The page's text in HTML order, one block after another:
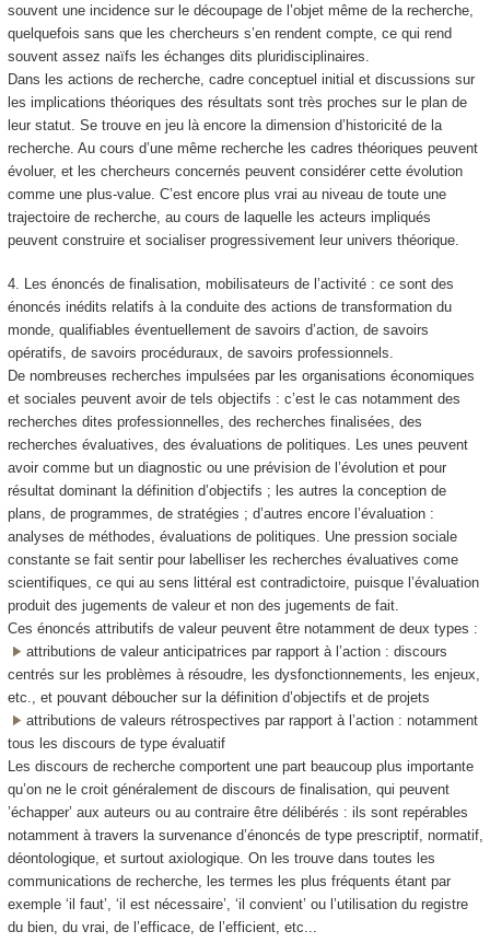
souvent une incidence sur le découpage de l’objet même de la recherche,
quelquefois sans que les chercheurs s’en rendent compte, ce qui rend
souvent assez naïfs les échanges dits pluridisciplinaires.
Dans les actions de recherche, cadre conceptuel initial et discussions sur
les implications théoriques des résultats sont très proches sur le plan de
leur statut. Se trouve en jeu là encore la dimension d’historicité de la
recherche. Au cours d’une même recherche les cadres théoriques peuvent
évoluer, et les chercheurs concernés peuvent considérer cette évolution
comme une plus-value. C’est encore plus vrai au niveau de toute une
trajectoire de recherche, au cours de laquelle les acteurs impliqués
peuvent construire et socialiser progressivement leur univers théorique.
4. Les énoncés de finalisation, mobilisateurs de l’activité : ce sont des
énoncés inédits relatifs à la conduite des actions de transformation du
monde, qualifiables éventuellement de savoirs d’action, de savoirs
opératifs, de savoirs procéduraux, de savoirs professionnels.
De nombreuses recherches impulsées par les organisations économiques
et sociales peuvent avoir de tels objectifs : c’est le cas notamment des
recherches dites professionnelles, des recherches finalisées, des
recherches évaluatives, des évaluations de politiques. Les unes peuvent
avoir comme but un diagnostic ou une prévision de l’évolution et pour
résultat dominant la définition d’objectifs ; les autres la conception de
plans, de programmes, de stratégies ; d’autres encore l’évaluation :
analyses de méthodes, évaluations de politiques. Une pression sociale
constante se fait sentir pour labelliser les recherches évaluatives come
scientifiques, ce qui au sens littéral est contradictoire, puisque l’évaluation
produit des jugements de valeur et non des jugements de fait.
Ces énoncés attributifs de valeur peuvent être notamment de deux types :
attributions de valeur anticipatrices par rapport à l’action : discours
centrés sur les problèmes à résoudre, les dysfonctionnements, les enjeux,
etc., et pouvant déboucher sur la définition d’objectifs et de projets
attributions de valeurs rétrospectives par rapport à l’action : notamment
tous les discours de type évaluatif
Les discours de recherche comportent une part beaucoup plus importante
qu’on ne le croit généralement de discours de finalisation, qui peuvent
’échapper’ aux auteurs ou au contraire être délibérés : ils sont repérables
notamment à travers la survenance d’énoncés de type prescriptif, normatif,
déontologique, et surtout axiologique. On les trouve dans toutes les
communications de recherche, les termes les plus fréquents étant par
exemple ‘il faut’, ‘il est nécessaire’, ‘il convient’ ou l’utilisation du registre
du bien, du vrai, de l’efficace, de l’efficient, etc...